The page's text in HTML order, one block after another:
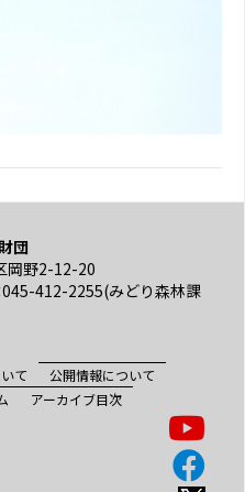
団
岡野2-12-20
412-2255(みどり森林課
て
公開情報について
アーカイブ目次